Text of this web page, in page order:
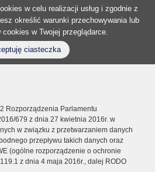
w celu realizacji usług i zgodnie z
określić warunki przechowywania lub
w Twojej przeglądarce.
ciasteczka
Rozporządzenia Parlamentu
679 z dnia 27 kwietnia 2016r. w
w związku z przetwarzaniem danych
przepływu takich danych oraz
(ogólne rozporządzenie o ochronie
z dnia 4 maja 2016r., dalej RODO